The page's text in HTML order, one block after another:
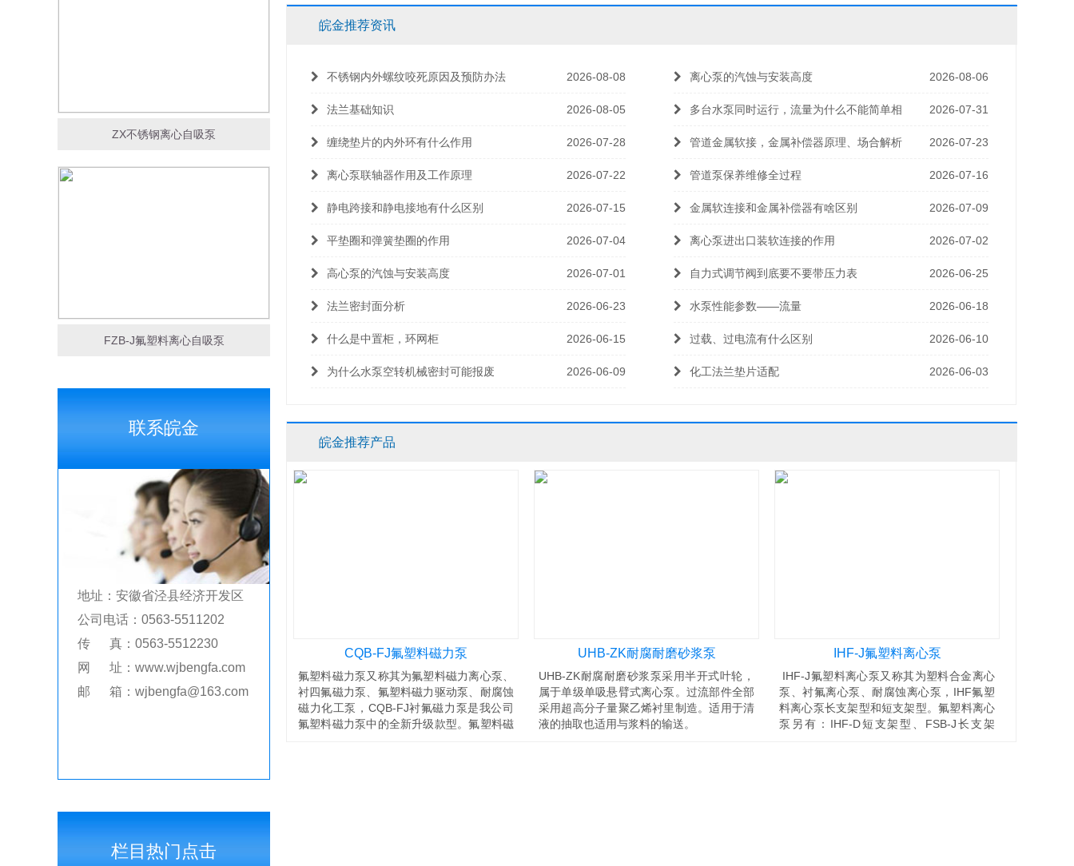
ZX不锈钢离心自吸泵
FZB-J氟塑料离心自吸泵
联系皖金
地址：安徽省泾县经济开发区
公司电话：0563-5511202
传 真：0563-5512230
网 址：www.wjbengfa.com
邮 箱：wjbengfa@163.com
栏目热门点击
皖金推荐资讯
不锈钢内外螺纹咬死原因及预防办法 2026-08-08
法兰基础知识 2026-08-05
缠绕垫片的内外环有什么作用 2026-07-28
离心泵联轴器作用及工作原理 2026-07-22
静电跨接和静电接地有什么区别 2026-07-15
平垫圈和弹簧垫圈的作用 2026-07-04
高心泵的汽蚀与安装高度 2026-07-01
法兰密封面分析 2026-06-23
什么是中置柜，环网柜 2026-06-15
为什么水泵空转机械密封可能报废 2026-06-09
离心泵的汽蚀与安装高度 2026-08-06
多台水泵同时运行，流量为什么不能简单相 2026-07-31
管道金属软接，金属补偿器原理、场合解析 2026-07-23
管道泵保养维修全过程 2026-07-16
金属软连接和金属补偿器有啥区别 2026-07-09
离心泵进出口装软连接的作用 2026-07-02
自力式调节阀到底要不要带压力表 2026-06-25
水泵性能参数——流量 2026-06-18
过载、过电流有什么区别 2026-06-10
化工法兰垫片适配 2026-06-03
皖金推荐产品
CQB-FJ氟塑料磁力泵
氟塑料磁力泵又称其为氟塑料磁力离心泵、
衬四氟磁力泵、氟塑料磁力驱动泵、耐腐蚀
磁力化工泵，CQB-FJ衬氟磁力泵是我公司
氟塑料磁力泵中的全新升级款型。氟塑料磁
UHB-ZK耐腐耐磨砂浆泵
UHB-ZK耐腐耐磨砂浆泵采用半开式叶轮，
属于单级单吸悬臂式离心泵。过流部件全部
采用超高分子量聚乙烯衬里制造。适用于清
液的抽取也适用与浆料的输送。
IHF-J氟塑料离心泵
IHF-J氟塑料离心泵又称其为塑料合金离心
泵、衬氟离心泵、耐腐蚀离心泵，IHF氟塑
料离心泵长支架型和短支架型。氟塑料离心
泵另有：IHF-D短支架型、FSB-J长支架